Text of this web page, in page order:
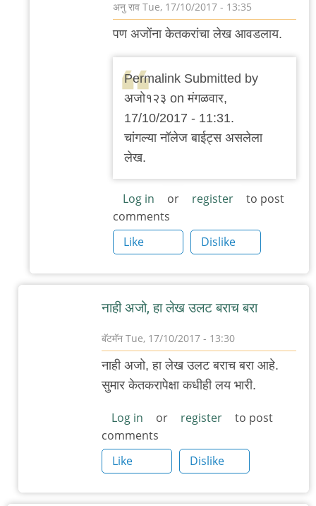
अनु राव Tue, 17/10/2017 - 13:35
नाही
अजो,
लेख
उलट
बराच
बरा
by
बॅटमॅन
पण अजोंना केतकरांचा लेख आवडलाय.
Permalink Submitted by
अजो१२३ on मंगळवार,
17/10/2017 - 11:31.
चांगल्या नॉलेज बाईट्स असलेला
लेख.
Log in or register
to post
comments
Like
Dislike
नाही अजो, हा लेख उलट बराच बरा
बॅटमॅन Tue, 17/10/2017 - 13:30
to
दयनीय
लेख.
इतका
की
डाव्यांकडे
नाही अजो, हा लेख उलट बराच बरा आहे.
सुमार केतकरापेक्षा कधीही लय भारी.
Log in or register
to post
comments
Like
Dislike